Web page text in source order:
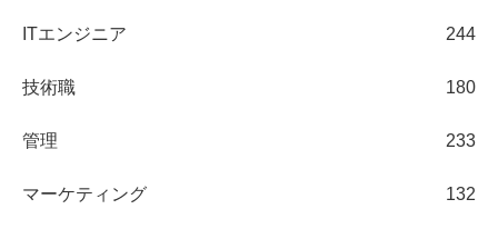
ITエンジニア 244
技術職 180
管理 233
マーケティング 132